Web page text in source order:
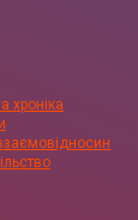
хроніка